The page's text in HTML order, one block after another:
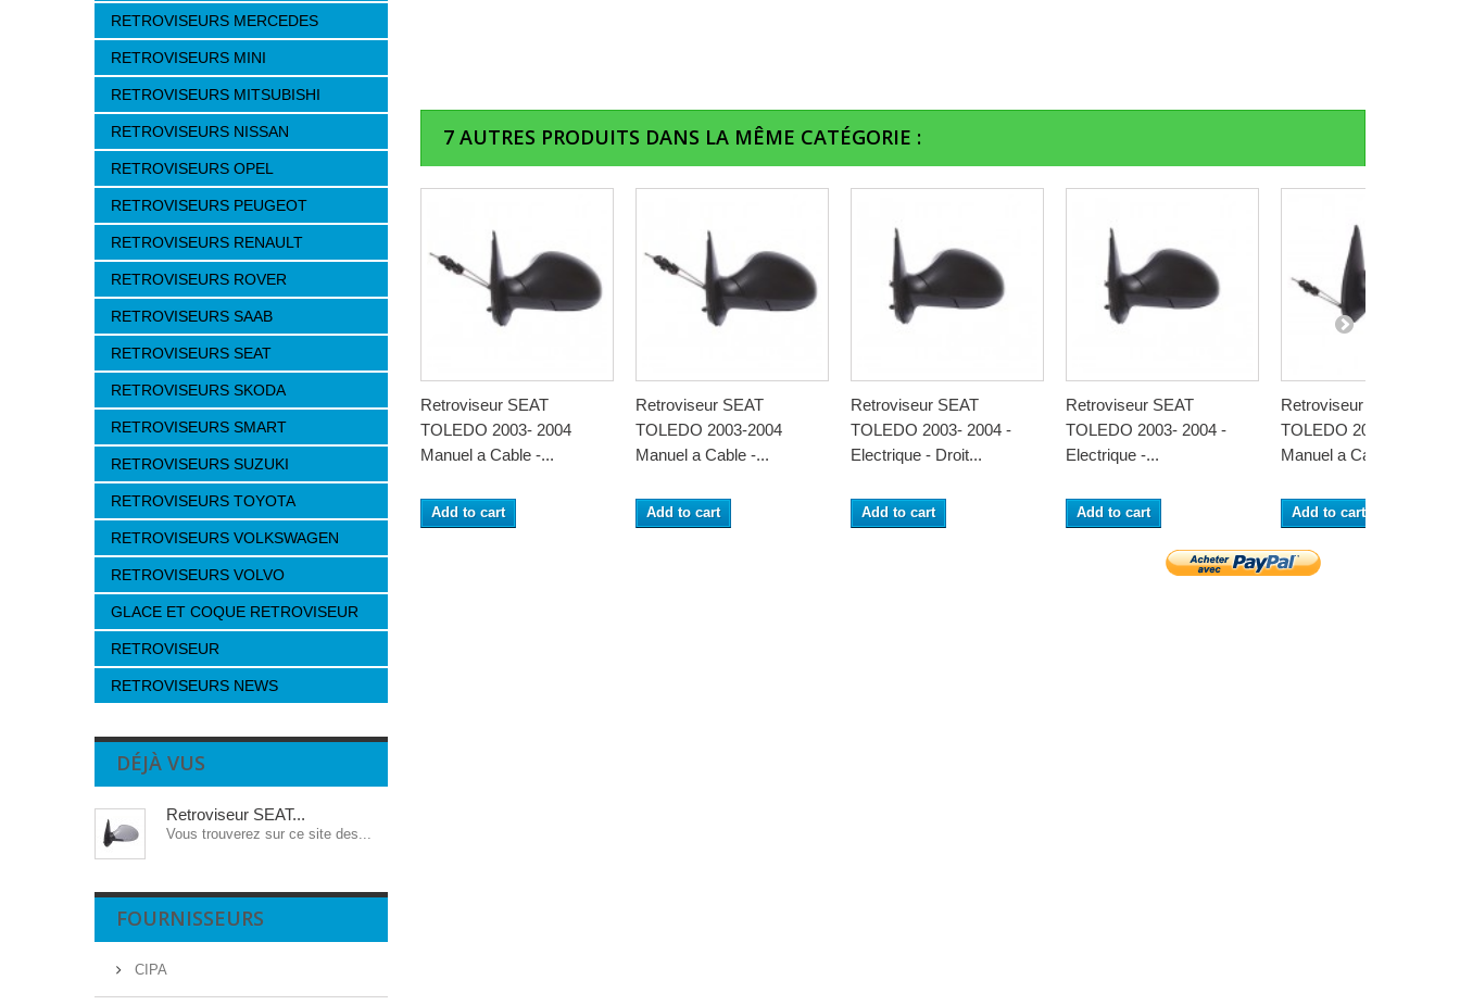
RETROVISEURS MERCEDES
RETROVISEURS MINI
RETROVISEURS MITSUBISHI
RETROVISEURS NISSAN
RETROVISEURS OPEL
RETROVISEURS PEUGEOT
RETROVISEURS RENAULT
RETROVISEURS ROVER
RETROVISEURS SAAB
RETROVISEURS SEAT
RETROVISEURS SKODA
RETROVISEURS SMART
RETROVISEURS SUZUKI
RETROVISEURS TOYOTA
RETROVISEURS VOLKSWAGEN
RETROVISEURS VOLVO
GLACE ET COQUE RETROVISEUR
RETROVISEUR
RETROVISEURS NEWS
DÉJÀ VUS
Retroviseur SEAT...
Vous trouverez sur ce site des...
FOURNISSEURS
CIPA
7 AUTRES PRODUITS DANS LA MÊME CATÉGORIE :
Retroviseur SEAT
TOLEDO 2003- 2004
Manuel a Cable -...
Add to cart
Retroviseur SEAT
TOLEDO 2003-2004
Manuel a Cable -...
Add to cart
Retroviseur SEAT
TOLEDO 2003- 2004 -
Electrique - Droit...
Add to cart
Retroviseur SEAT
TOLEDO 2003- 2004 -
Electrique -...
Add to cart
Retroviseur SEAT
TOLEDO 2003-2004 -
Manuel a Cable -...
Add to cart